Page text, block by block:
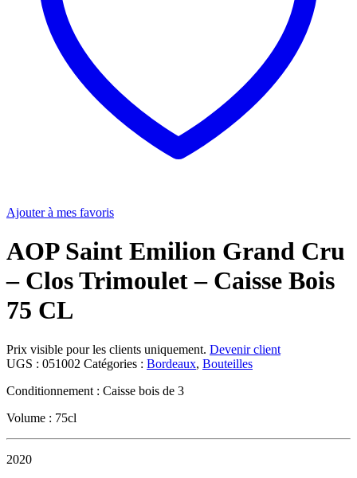
Ajouter à mes favoris
AOP Saint Emilion Grand Cru
– Clos Trimoulet – Caisse Bois
75 CL
Prix visible pour les clients uniquement. Devenir client
UGS : 051002 Catégories : Bordeaux, Bouteilles
Conditionnement : Caisse bois de 3
Volume : 75cl
2020